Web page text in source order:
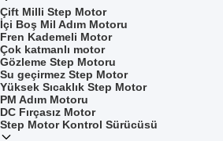
Çift Milli Step Motor
İçi Boş Mil Adım Motoru
Fren Kademeli Motor
Çok katmanlı motor
Gözleme Step Motoru
Su geçirmez Step Motor
Yüksek Sıcaklık Step Motor
PM Adım Motoru
DC Fırçasız Motor
Step Motor Kontrol Sürücüsü